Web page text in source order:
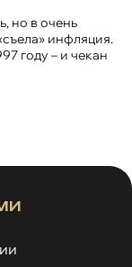
но в очень
инфляция.
году – и чекан